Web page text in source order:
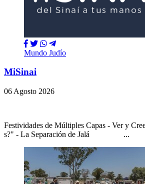
Mundo Judío
MiSinai
06 Agosto 2026
Festividades de Múltiples Capas - Ver y
s?" - La Separación de Jalá ...